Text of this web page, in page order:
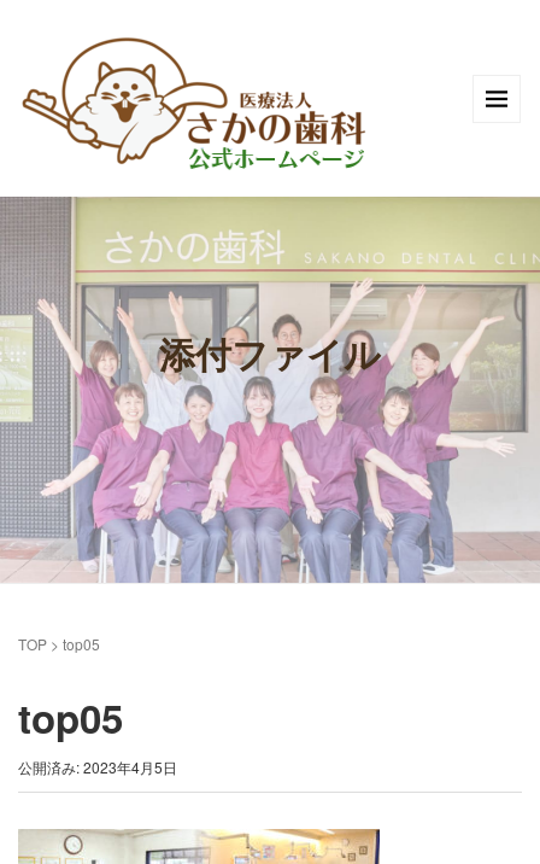
添付ファイル
TOP > top05
top05
公開済み: 2023年4月5日